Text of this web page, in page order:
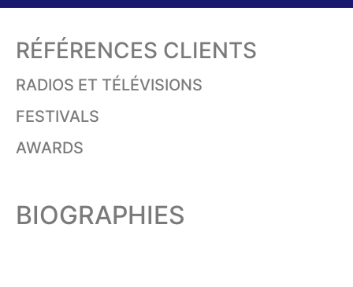
RÉFÉRENCES CLIENTS
RADIOS ET TÉLÉVISIONS
FESTIVALS
AWARDS
BIOGRAPHIES